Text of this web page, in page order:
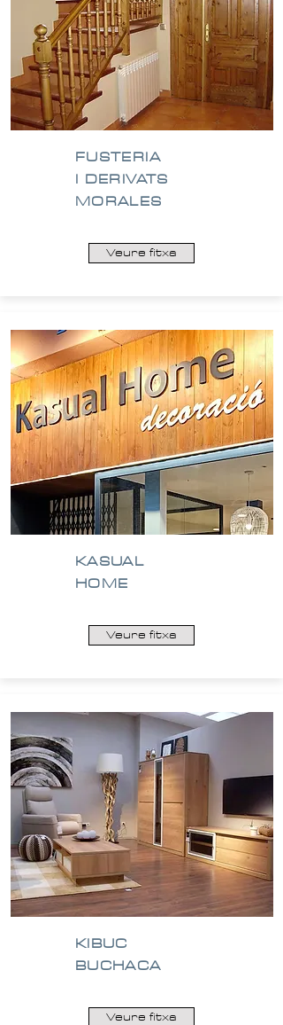
FUSTERIA
I DERIVATS
MORALES
Veure fitxa
KASUAL
HOME
Veure fitxa
KIBUC
BUCHACA
Veure fitxa